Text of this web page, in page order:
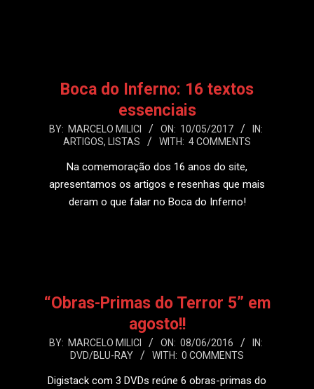
Boca do Inferno: 16 textos
essenciais
2017-
BY: MARCELO MILICI ON: 10/05/2017
IN:
ARTIGOS, LISTAS WITH: 4 COMMENTS
Na comemoração dos 16 anos do site,
apresentamos os artigos e resenhas que mais
deram o que falar no Boca do Inferno!
“Obras-Primas do Terror 5” em
agosto!!
2016-
08
BY: MARCELO MILICI ON: 08/06/2016
IN:
DVD/BLU-RAY
WITH: 0 COMMENTS
Digistack com 3 DVDs reúne 6 obras-primas do